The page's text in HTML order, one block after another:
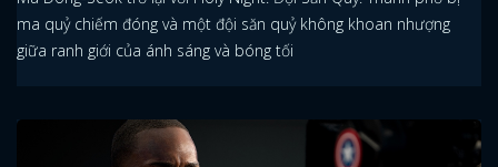
ma quỷ chiếm đóng và một đội săn quỷ không khoan nhượng
giữa ranh giới của ánh sáng và bóng tối